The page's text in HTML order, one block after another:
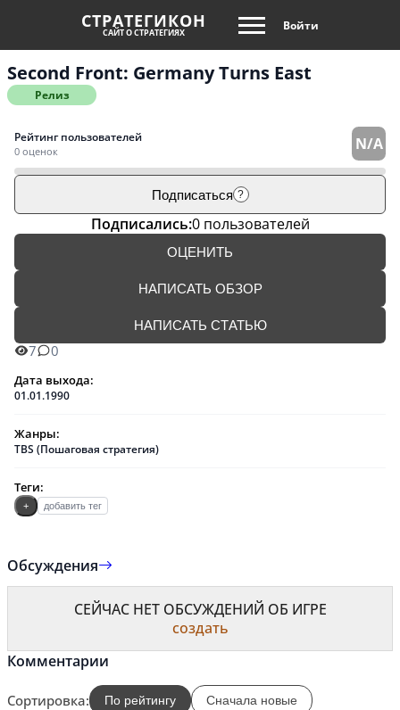
СТРАТЕГИКОН
САЙТ О СТРАТЕГИЯХ Войти
Second Front: Germany Turns East
Релиз
Рейтинг пользователей
0 оценок N/A
Подписаться ?
Подписались:0 пользователей
ОЦЕНИТЬ
НАПИСАТЬ ОБЗОР
НАПИСАТЬ СТАТЬЮ
7 0
Дата выхода:
01.01.1990
Жанры:
TBS (Пошаговая стратегия)
Теги:
+ добавить тег
Обсуждения
СЕЙЧАС НЕТ ОБСУЖДЕНИЙ ОБ ИГРЕ
создать
Комментарии
Сортировка: По рейтингу Сначала новые